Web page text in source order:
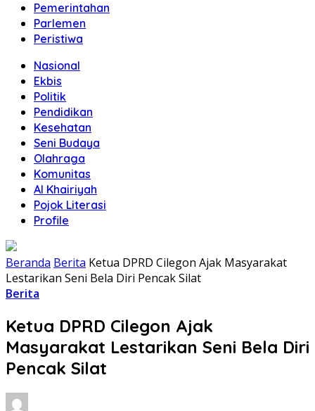
Pemerintahan
Parlemen
Peristiwa
Nasional
Ekbis
Politik
Pendidikan
Kesehatan
Seni Budaya
Olahraga
Komunitas
Al Khairiyah
Pojok Literasi
Profile
Beranda Berita Ketua DPRD Cilegon Ajak Masyarakat
Lestarikan Seni Bela Diri Pencak Silat
Berita
Ketua DPRD Cilegon Ajak
Masyarakat Lestarikan Seni Bela Diri
Pencak Silat